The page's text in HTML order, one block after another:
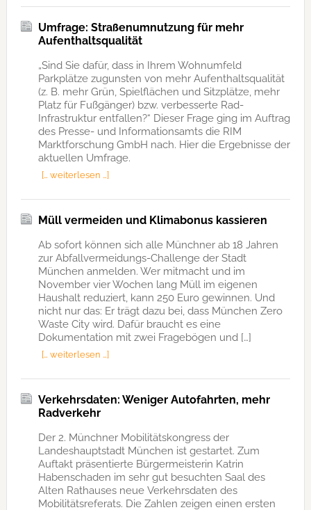
Umfrage: Straßenumnutzung für mehr
Aufenthaltsqualität
„Sind Sie dafür, dass in Ihrem Wohnumfeld
Parkplätze zugunsten von mehr Aufenthaltsqualität
(z. B. mehr Grün, Spielflächen und Sitzplätze, mehr
Platz für Fußgänger) bzw. verbesserte Rad-
Infrastruktur entfallen?“ Dieser Frage ging im Auftrag
des Presse- und Informationsamts die RIM
Marktforschung GmbH nach. Hier die Ergebnisse der
aktuellen Umfrage.
[… weiterlesen …]
Müll vermeiden und Klimabonus kassieren
Ab sofort können sich alle Münchner ab 18 Jahren
zur Abfallvermeidungs-Challenge der Stadt
München anmelden. Wer mitmacht und im
November vier Wochen lang Müll im eigenen
Haushalt reduziert, kann 250 Euro gewinnen. Und
nicht nur das: Er trägt dazu bei, dass München Zero
Waste City wird. Dafür braucht es eine
Dokumentation mit zwei Fragebögen und […]
[… weiterlesen …]
Verkehrsdaten: Weniger Autofahrten, mehr
Radverkehr
Der 2. Münchner Mobilitätskongress der
Landeshauptstadt München ist gestartet. Zum
Auftakt präsentierte Bürgermeisterin Katrin
Habenschaden im sehr gut besuchten Saal des
Alten Rathauses neue Verkehrsdaten des
Mobilitätsreferats. Die Zahlen zeigen einen ersten